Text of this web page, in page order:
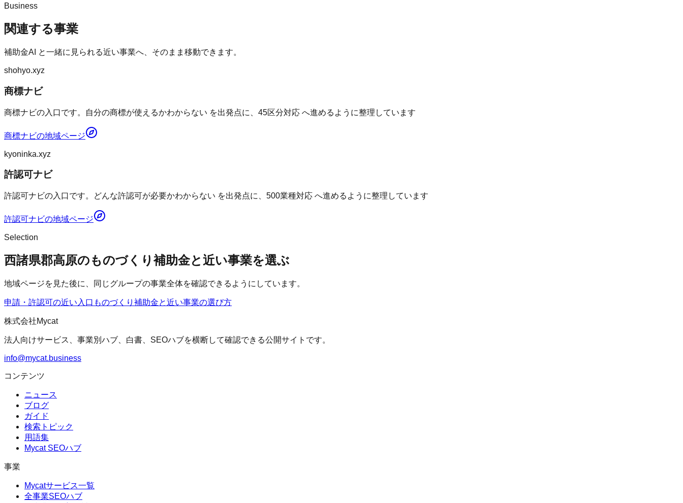
Business
関連する事業
補助金AI と一緒に見られる近い事業へ、そのまま移動できます。
shohyo.xyz
商標ナビ
商標ナビの入口です。自分の商標が使えるかわからない を出発点に、45区分対応 へ進めるように整理しています
商標ナビの地域ページ
kyoninka.xyz
許認可ナビ
許認可ナビの入口です。どんな許認可が必要かわからない を出発点に、500業種対応 へ進めるように整理しています
許認可ナビの地域ページ
Selection
西諸県郡高原のものづくり補助金と近い事業を選ぶ
地域ページを見た後に、同じグループの事業全体を確認できるようにしています。
申請・許認可の近い入口 ものづくり補助金と近い事業の選び方
株式会社Mycat
法人向けサービス、事業別ハブ、白書、SEOハブを横断して確認できる公開サイトです。
info@mycat.business
コンテンツ
ニュース
ブログ
ガイド
検索トピック
用語集
Mycat SEOハブ
事業
Mycatサービス一覧
全事業SEOハブ